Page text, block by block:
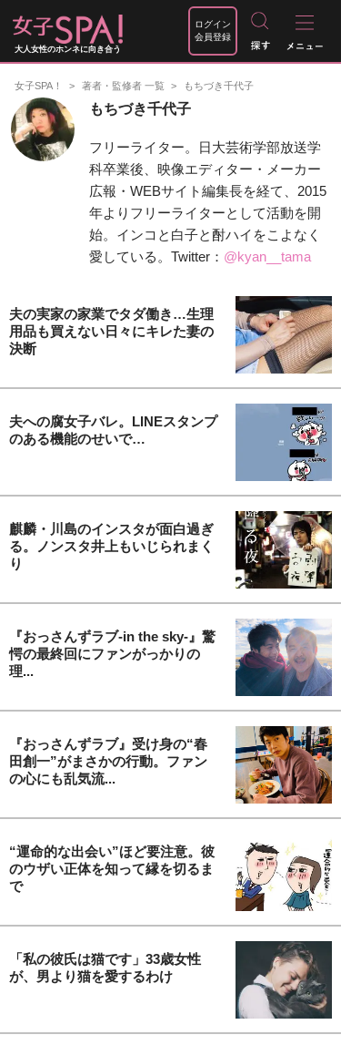
大人女性のホンネに向き合う
ログイン
会員登録
女子SPA！ 著者・監修者 一覧 もちづき千代子
もちづき千代子
フリーライター。日大芸術学部放送学
科卒業後、映像エディター・メーカー
広報・WEBサイト編集長を経て、2015
年よりフリーライターとして活動を開
始。インコと白子と酎ハイをこよなく
愛している。Twitter： @kyan__tama
夫の実家の家業でタダ働き…生理
用品も買えない日々にキレた妻の
決断
夫への腐女子バレ。LINEスタンプ
のある機能のせいで…
麒麟・川島のインスタが面白過ぎ
る。ノンスタ井上もいじられまく
り
『おっさんずラブ-in the sky-』驚
愕の最終回にファンがっかりの
理...
『おっさんずラブ』受け身の“春
田創一”がまさかの行動。ファン
の心にも乱気流...
“運命的な出会い”ほど要注意。彼
のウザい正体を知って縁を切るま
で
「私の彼氏は猫です」33歳女性
が、男より猫を愛するわけ